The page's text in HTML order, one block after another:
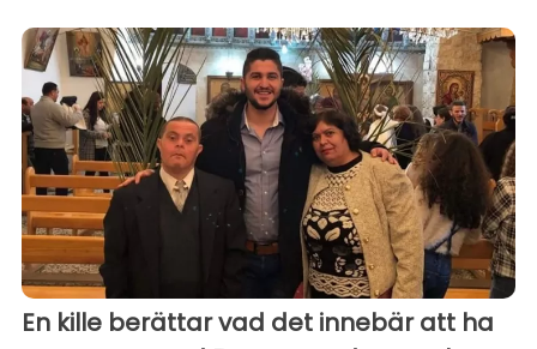
En kille berättar vad det innebär att ha